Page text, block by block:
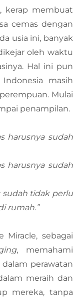
kerap membuat
cemas dengan
usia ini, banyak
oleh waktu
Hal ini pun
masih
Mulai
penampilan.
harusnya sudah
harusnya sudah
sudah tidak perlu
rumah.”
Miracle, sebagai
, memahami
perawatan
meraih dan
mereka, tanpa